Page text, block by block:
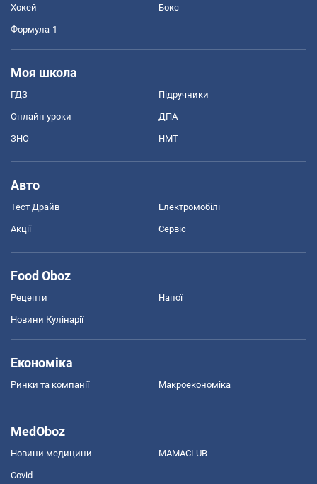
Хокей Бокс
Формула-1
Моя школа
ГДЗ Підручники
Онлайн уроки ДПА
ЗНО НМТ
Авто
Тест Драйв Електромобілі
Акції Сервіс
Food Oboz
Рецепти Напої
Новини Кулінарії
Економіка
Ринки та компанії Макроекономіка
MedOboz
Новини медицини MAMACLUB
Covid